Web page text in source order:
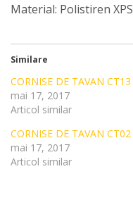
Material: Polistiren XPS
Similare
CORNISE DE TAVAN CT13
mai 17, 2017
Articol similar
CORNISE DE TAVAN CT02
mai 17, 2017
Articol similar